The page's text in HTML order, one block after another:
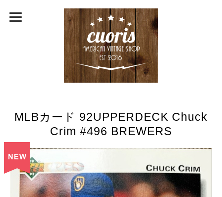
MLBカード 92UPPERDECK Chuck
Crim #496 BREWERS